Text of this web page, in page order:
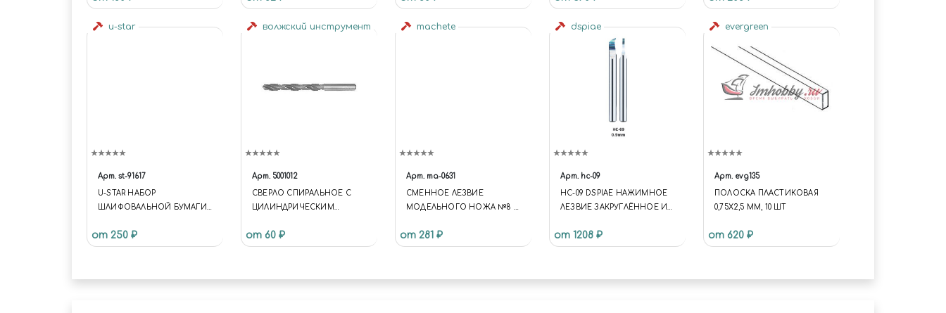
u-star
Арт. st-91617
U-STAR НАБОР
ШЛИФОВАЛЬНОЙ БУМАГИ
от 250 ₽
волжский инструмент
Арт. 5001012
СВЕРЛО СПИРАЛЬНОЕ С
ЦИЛИНДРИЧЕСКИМ
от 60 ₽
machete
Арт. ma-0631
СМЕННОЕ ЛЕЗВИЕ
МОДЕЛЬНОГО НОЖА №8 10
от 281 ₽
dspiae
Арт. hc-09
HC-09 DSPIAE НАЖИМНОЕ
ЛЕЗВИЕ ЗАКРУГЛЁННОЕ ИЗ
ММ
от 1208 ₽
evergreen
Арт. evg135
ПОЛОСКА ПЛАСТИКОВАЯ
0,75Х2,5 ММ, 10 ШТ
от 620 ₽